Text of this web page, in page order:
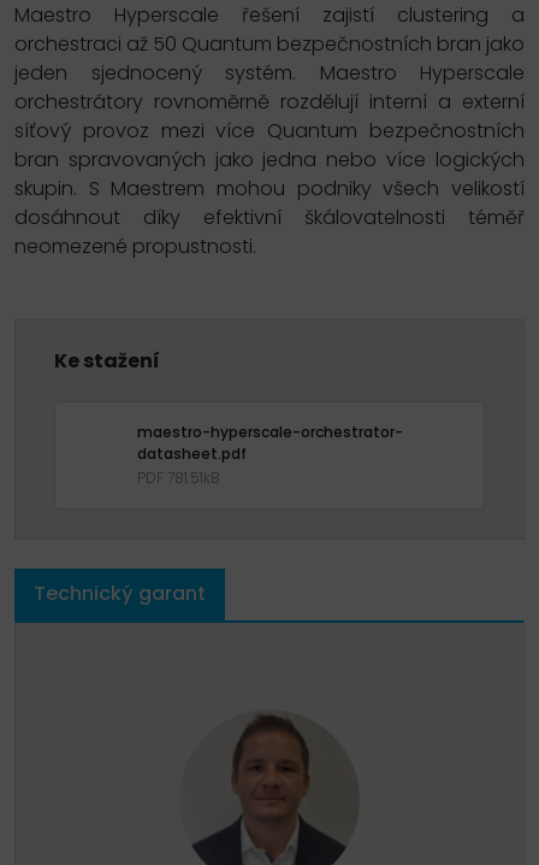
Maestro Hyperscale řešení zajistí clustering a
orchestraci až 50 Quantum bezpečnostních bran jako
jeden sjednocený systém. Maestro Hyperscale
orchestrátory rovnoměrně rozdělují interní a externí
síťový provoz mezi více Quantum bezpečnostních
bran spravovaných jako jedna nebo více logických
skupin. S Maestrem mohou podniky všech velikostí
dosáhnout díky efektivní škálovatelnosti téměř
neomezené propustnosti.
Ke stažení
maestro-hyperscale-orchestrator-
datasheet.pdf
PDF 781.51kB
Technický garant